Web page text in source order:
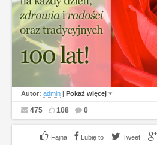
Autor: admin | Pokaż więcej
475 108 0
Lubię to Tweet